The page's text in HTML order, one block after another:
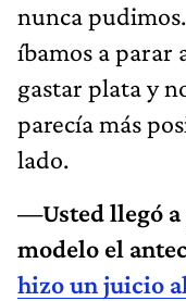
nunca
íbamos a parar
gastar plata y
parecía más
lado.
—Usted llegó a
modelo el
hizo un juicio